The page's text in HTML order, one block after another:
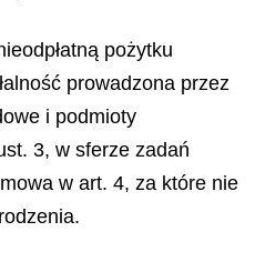
pożytku
prowadzona przez
i podmioty
3, w sferze zadań
w art. 4, za które nie